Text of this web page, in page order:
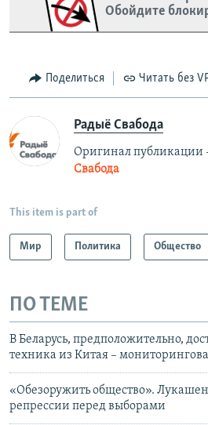
Обойдите
Поделиться Читать без
Радыё Свабода
Оригинал публикации
Свабода
This item is part of
Мир Политика Общество
ПО ТЕМЕ
В Беларусь, предположительно,
техника из Китая –
«Обезоружить общество».
репрессии перед выборами